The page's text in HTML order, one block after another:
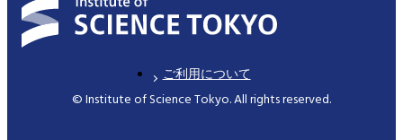
ご利用について
© Institute of Science Tokyo. All rights reserved.